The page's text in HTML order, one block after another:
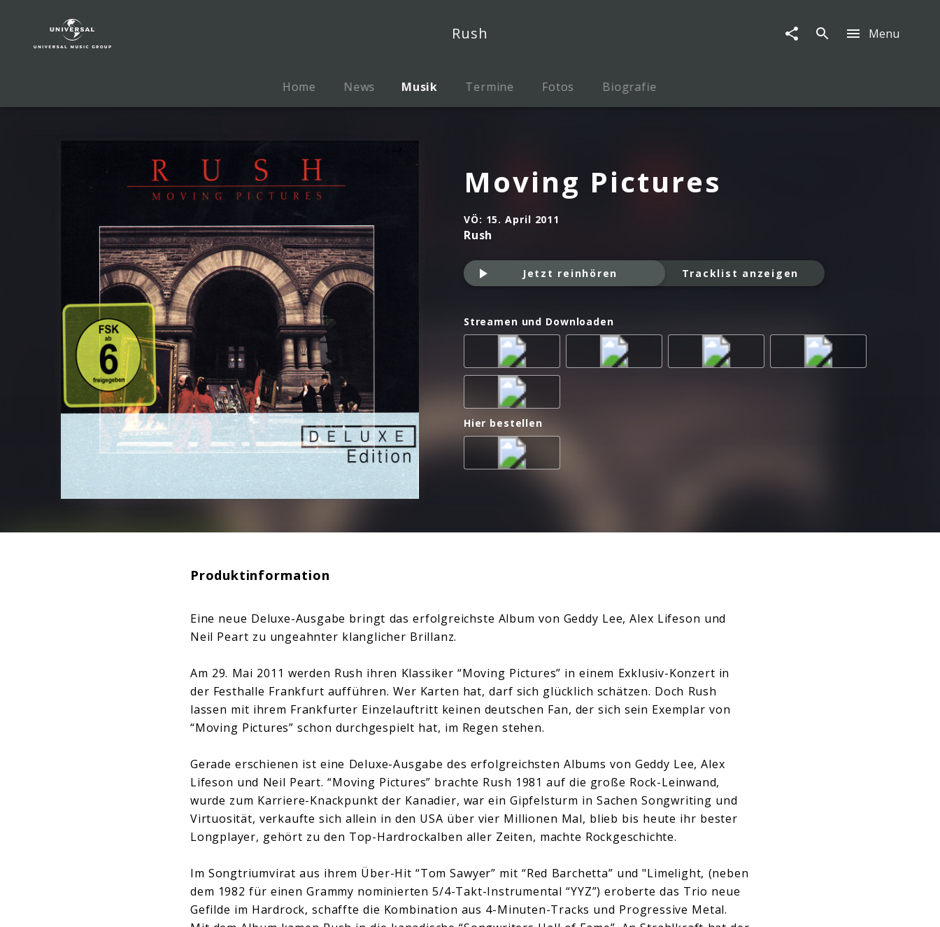
Musik
Rush Menu
Home News Musik Termine Fotos Biografie
Moving Pictures
VÖ: 15. April 2011
Rush
Jetzt reinhören Tracklist anzeigen
Streamen und Downloaden
Hier bestellen
Produktinformation
Eine neue Deluxe-Ausgabe bringt das erfolgreichste Album von Geddy Lee, Alex Lifeson und
Neil Peart zu ungeahnter klanglicher Brillanz.
Am 29. Mai 2011 werden Rush ihren Klassiker “Moving Pictures” in einem Exklusiv-Konzert in
der Festhalle Frankfurt aufführen. Wer Karten hat, darf sich glücklich schätzen. Doch Rush
lassen mit ihrem Frankfurter Einzelauftritt keinen deutschen Fan, der sich sein Exemplar von
“Moving Pictures” schon durchgespielt hat, im Regen stehen.
Gerade erschienen ist eine Deluxe-Ausgabe des erfolgreichsten Albums von Geddy Lee, Alex
Lifeson und Neil Peart. “Moving Pictures” brachte Rush 1981 auf die große Rock-Leinwand,
wurde zum Karriere-Knackpunkt der Kanadier, war ein Gipfelsturm in Sachen Songwriting und
Virtuosität, verkaufte sich allein in den USA über vier Millionen Mal, blieb bis heute ihr bester
Longplayer, gehört zu den Top-Hardrockalben aller Zeiten, machte Rockgeschichte.
Im Songtriumvirat aus ihrem Über-Hit “Tom Sawyer” mit “Red Barchetta” und "Limelight, (neben
dem 1982 für einen Grammy nominierten 5/4-Takt-Instrumental “YYZ”) eroberte das Trio neue
Gefilde im Hardrock, schaffte die Kombination aus 4-Minuten-Tracks und Progressive Metal.